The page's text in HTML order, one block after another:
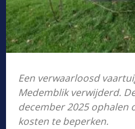
Een verwaarloosd
Medemblik verwijderd.
december 2025 ophalen
kosten te beperken.